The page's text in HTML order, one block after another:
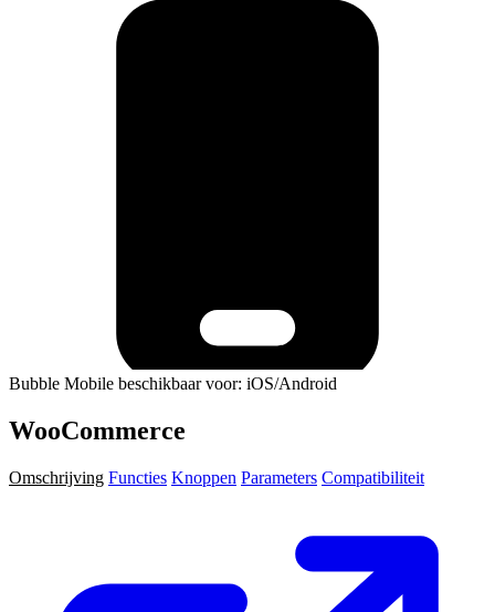
Bubble Mobile beschikbaar voor: iOS/Android
WooCommerce
Omschrijving Functies Knoppen Parameters Compatibiliteit